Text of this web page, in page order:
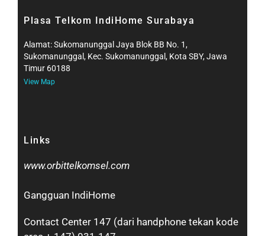
Plasa Telkom IndiHome Surabaya
Alamat: Sukomanunggal Jaya Blok BB No. 1,
Sukomanunggal, Kec. Sukomanunggal, Kota SBY, Jawa
Timur 60188
View Map
Links
www.orbittelkomsel.com
Gangguan IndiHome
Contact Center 147 (dari handphone tekan kode